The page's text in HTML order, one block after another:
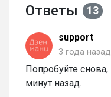
Ответы 13
support
3 года назад
Попробуйте
минут назад.